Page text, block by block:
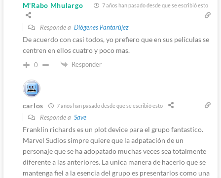
M'Rabo Mhulargo 7 años han pasado desde que se escribió esto
Responde a Diógenes Pantarújez
De acuerdo con casi todos, yo prefiero que en sus películas se
centren en ellos cuatro y poco mas.
0 Responder
carlos 7 años han pasado desde que se escribió esto
Responde a Save
Franklin richards es un plot device para el grupo fantastico.
Marvel Sudios simpre quiere que la adpatación de un
personaje que se ha adopatado muchas veces sea totalmente
diferente a las anteriores. La unica manera de hacerlo que se
mantenga fiel a la esencia del grupo es presentarlos como una